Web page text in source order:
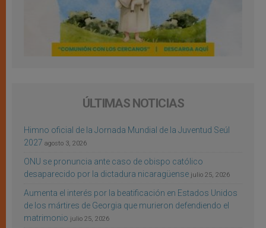
ÚLTIMAS NOTICIAS
Himno oficial de la Jornada Mundial de la Juventud Seúl
2027 agosto 3, 2026
ONU se pronuncia ante caso de obispo católico
desaparecido por la dictadura nicaragüense julio 25, 2026
Aumenta el interés por la beatificación en Estados Unidos
de los mártires de Georgia que murieron defendiendo el
matrimonio julio 25, 2026